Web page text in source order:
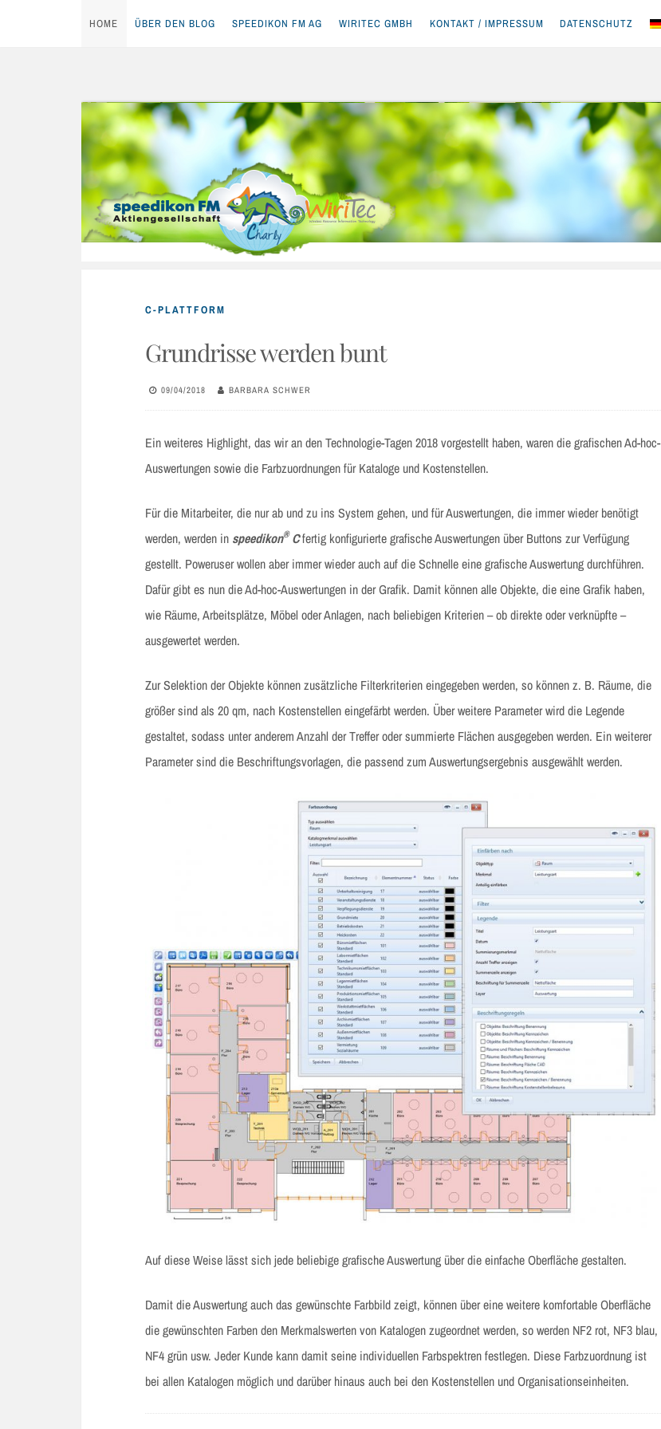
content
HOME ÜBER DEN BLOG SPEEDIKON FM AG WIRITEC GMBH KONTAKT / IMPRESSUM DATENSCHUTZ
C-PLATTFORM
Grundrisse werden bunt
09/04/2018 BARBARA SCHWER
Ein weiteres Highlight, das wir an den Technologie-Tagen 2018 vorgestellt haben, waren die grafischen Ad-hoc-
Auswertungen sowie die Farbzuordnungen für Kataloge und Kostenstellen.
Für die Mitarbeiter, die nur ab und zu ins System gehen, und für Auswertungen, die immer wieder benötigt
werden, werden in speedikon®Cfertig konfigurierte grafische Auswertungen über Buttons zur Verfügung
gestellt. Poweruser wollen aber immer wieder auch auf die Schnelle eine grafische Auswertung durchführen.
Dafür gibt es nun die Ad-hoc-Auswertungen in der Grafik. Damit können alle Objekte, die eine Grafik haben,
wie Räume, Arbeitsplätze, Möbel oder Anlagen, nach beliebigen Kriterien – ob direkte oder verknüpfte –
ausgewertet werden.
Zur Selektion der Objekte können zusätzliche Filterkriterien eingegeben werden, so können z. B. Räume, die
größer sind als 20 qm, nach Kostenstellen eingefärbt werden. Über weitere Parameter wird die Legende
gestaltet, sodass unter anderem Anzahl der Treffer oder summierte Flächen ausgegeben werden. Ein weiterer
Parameter sind die Beschriftungsvorlagen, die passend zum Auswertungsergebnis ausgewählt werden.
Auf diese Weise lässt sich jede beliebige grafische Auswertung über die einfache Oberfläche gestalten.
Damit die Auswertung auch das gewünschte Farbbild zeigt, können über eine weitere komfortable Oberfläche
die gewünschten Farben den Merkmalswerten von Katalogen zugeordnet werden, so werden NF2 rot, NF3 blau,
NF4 grün usw. Jeder Kunde kann damit seine individuellen Farbspektren festlegen. Diese Farbzuordnung ist
bei allen Katalogen möglich und darüber hinaus auch bei den Kostenstellen und Organisationseinheiten.